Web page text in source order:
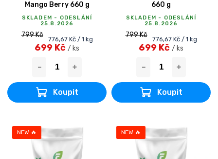
Mango Berry 660 g
799 Kč
699 Kč / ks
Měrná
cena:
776,67 Kč / 1 kg
SKLADEM - ODESLÁNÍ
25.8.2026
660 g
799 Kč
699 Kč / ks
Měrná
cena:
776,67 Kč / 1 kg
SKLADEM - ODESLÁNÍ
25.8.2026
NEW 🔥 NEW 🔥